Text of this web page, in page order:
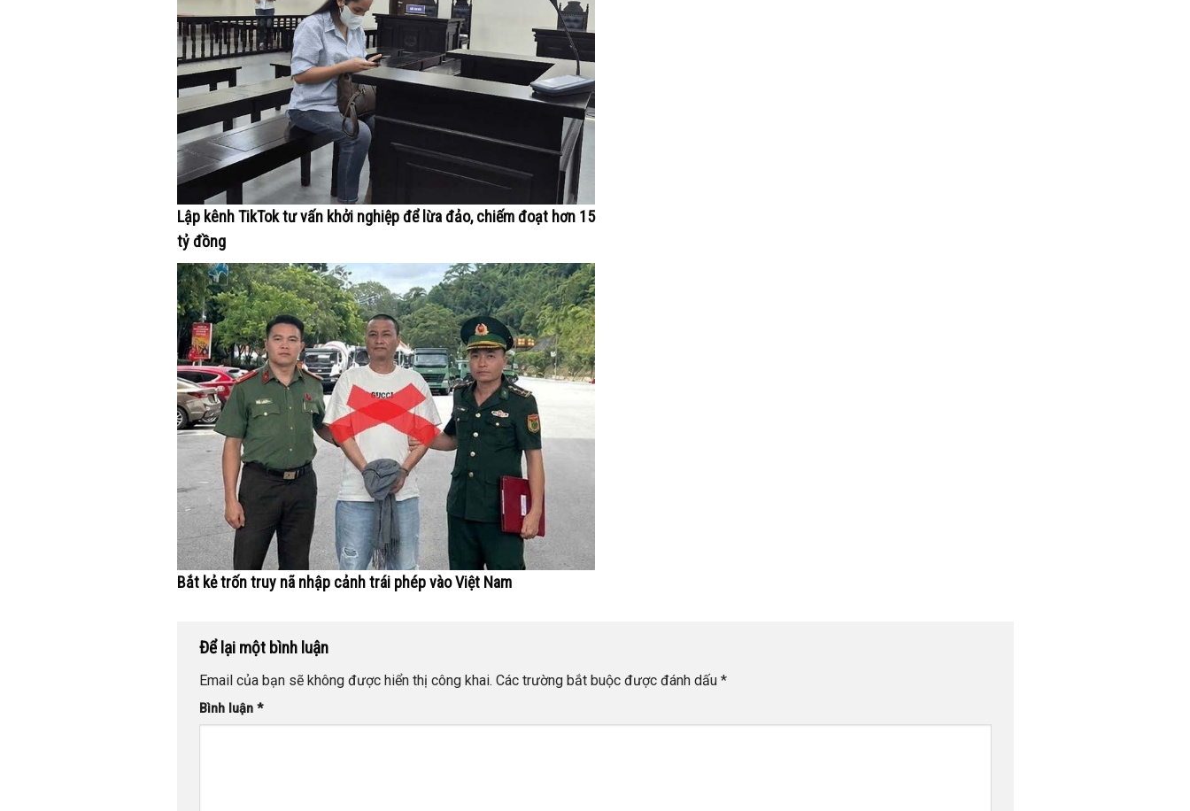
Lập kênh TikTok tư vấn khởi nghiệp để lừa đảo, chiếm đoạt hơn 15
tỷ đồng
Bắt kẻ trốn truy nã nhập cảnh trái phép vào Việt Nam
Để lại một bình luận
Email của bạn sẽ không được hiển thị công khai. Các trường bắt buộc được đánh dấu *
Bình luận *